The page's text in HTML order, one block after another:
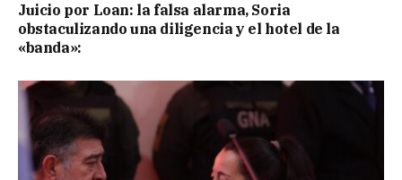
Juicio por Loan: la falsa alarma, Soria
obstaculizando una diligencia y el hotel de la
«banda»: